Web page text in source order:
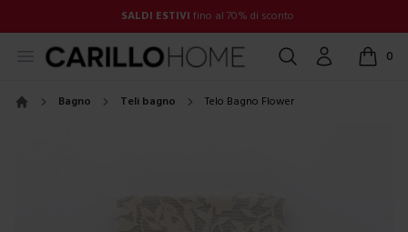
SALDI ESTIVI fino al 70% di sconto
Open menu Cerca Account 0
items
Bagno Teli bagno Telo Bagno Flower